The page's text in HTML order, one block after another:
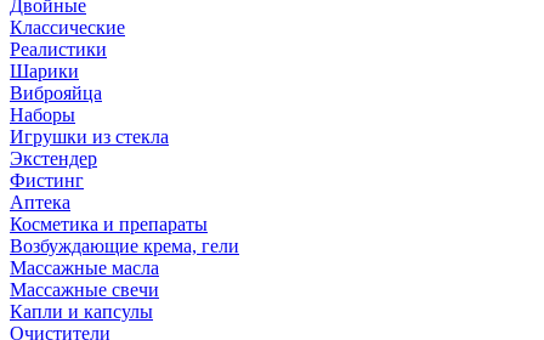
Двойные
Классические
Реалистики
Шарики
Виброяйца
Наборы
Игрушки из стекла
Экстендер
Фистинг
Аптека
Косметика и препараты
Возбуждающие крема, гели
Массажные масла
Массажные свечи
Капли и капсулы
Очистители